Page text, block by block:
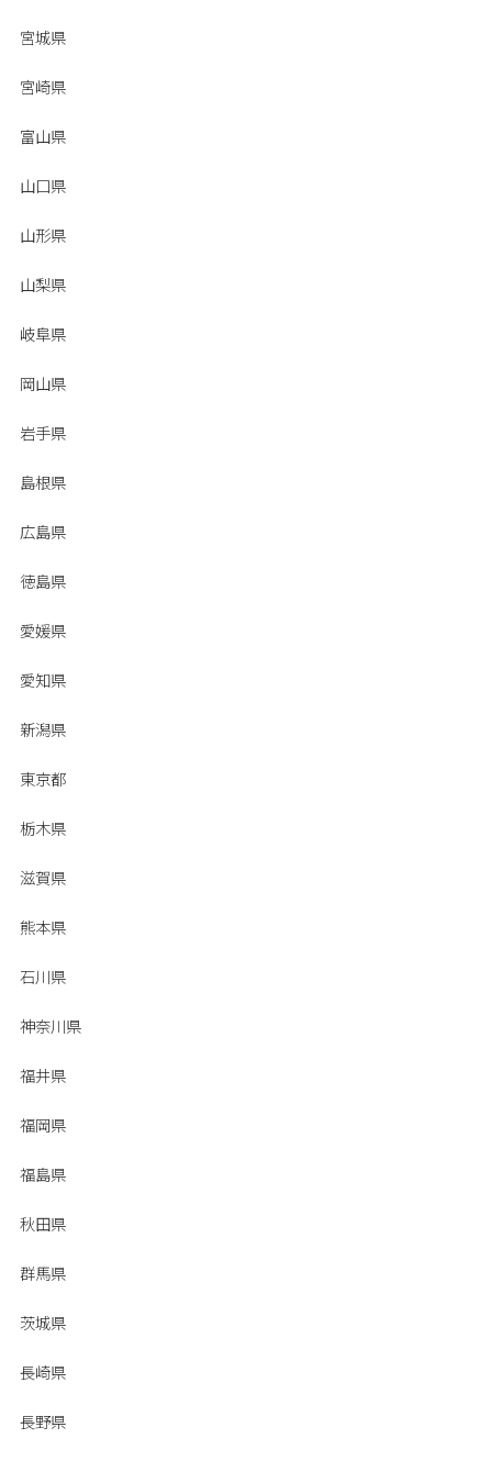
宮城県
宮崎県
富山県
山口県
山形県
山梨県
岐阜県
岡山県
岩手県
島根県
広島県
徳島県
愛媛県
愛知県
新潟県
東京都
栃木県
滋賀県
熊本県
石川県
神奈川県
福井県
福岡県
福島県
秋田県
群馬県
茨城県
長崎県
長野県